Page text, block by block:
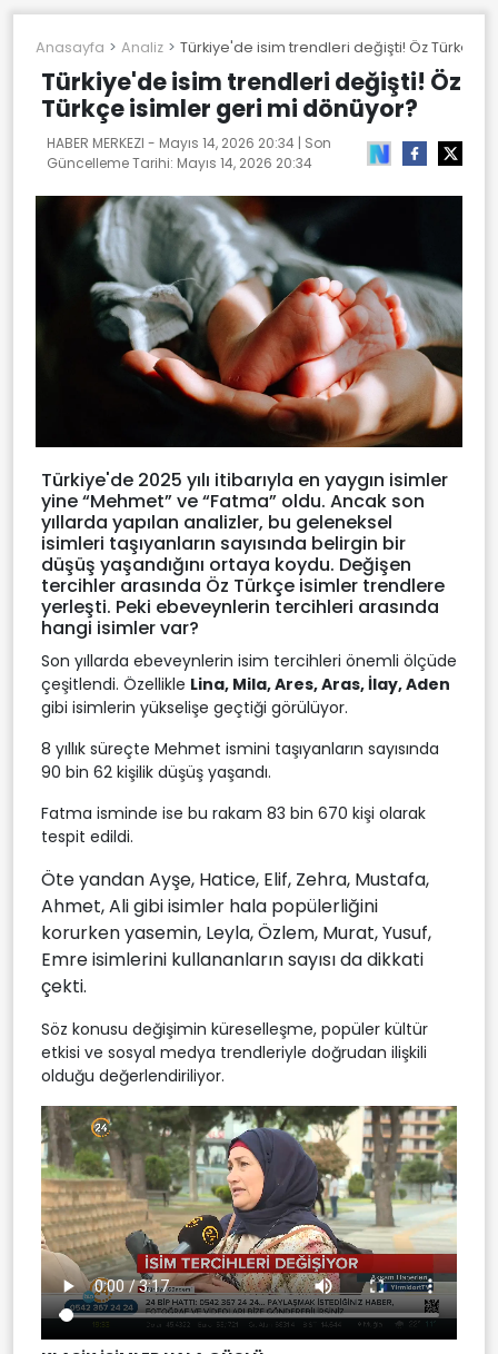
Anasayfa Analiz Türkiye'de isim trendleri değişti! Öz Türkçe
Türkiye'de isim trendleri değişti! Öz
Türkçe isimler geri mi dönüyor?
HABER MERKEZI - Mayıs 14, 2026 20:34 | Son
Güncelleme Tarihi: Mayıs 14, 2026 20:34
Türkiye'de 2025 yılı itibarıyla en yaygın isimler
yine “Mehmet” ve “Fatma” oldu. Ancak son
yıllarda yapılan analizler, bu geleneksel
isimleri taşıyanların sayısında belirgin bir
düşüş yaşandığını ortaya koydu. Değişen
tercihler arasında Öz Türkçe isimler trendlere
yerleşti. Peki ebeveynlerin tercihleri arasında
hangi isimler var?
Son yıllarda ebeveynlerin isim tercihleri önemli ölçüde
çeşitlendi. Özellikle Lina, Mila, Ares, Aras, İlay, Aden
gibi isimlerin yükselişe geçtiği görülüyor.
8 yıllık süreçte Mehmet ismini taşıyanların sayısında
90 bin 62 kişilik düşüş yaşandı.
Fatma isminde ise bu rakam 83 bin 670 kişi olarak
tespit edildi.
Öte yandan Ayşe, Hatice, Elif, Zehra, Mustafa,
Ahmet, Ali gibi isimler hala popülerliğini
korurken yasemin, Leyla, Özlem, Murat, Yusuf,
Emre isimlerini kullananların sayısı da dikkati
çekti.
Söz konusu değişimin küreselleşme, popüler kültür
etkisi ve sosyal medya trendleriyle doğrudan ilişkili
olduğu değerlendiriliyor.